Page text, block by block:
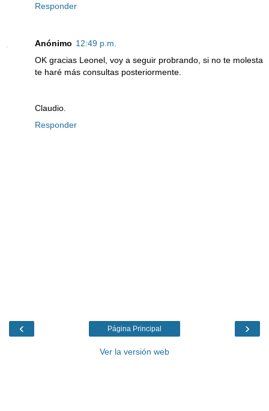
Responder
Anónimo 12:49 p.m.
OK gracias Leonel, voy a seguir probrando, si no te molesta
te haré más consultas posteriormente.
Claudio.
Responder
‹ ›
Página Principal
Ver la versión web